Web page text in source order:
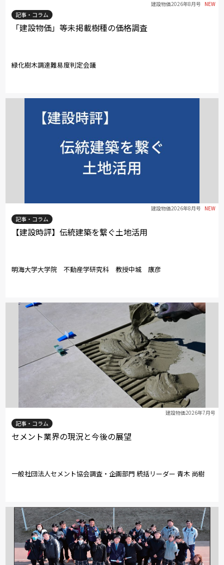
建設物価2026年8月号 NEW
記事・コラム
「建設物価」等未掲載樹種の価格調査
緑化樹木調達難易度判定会議
建設物価2026年8月号 NEW
記事・コラム
【建設時評】伝統建築を繋ぐ土地活用
明海大学大学院 不動産学研究科 教授中城 康彦
建設物価2026年7月号
記事・コラム
セメント業界の現況と今後の展望
一般社団法人セメント協会調査・企画部門 統括リーダー 青木 尚樹